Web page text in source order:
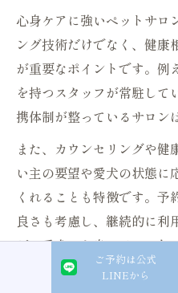
心身ケアに強いペットサロ
ング技術だけでなく、健康
が重要なポイントです。例
を持つスタッフが常駐し
携体制が整っているサロン
また、カウンセリングや
い主の要望や愛犬の状態に
くれることも特徴です。予
良さも考慮し、継続的に利
が、愛犬の心身ケアには欠
ご予約は公式
LINEから